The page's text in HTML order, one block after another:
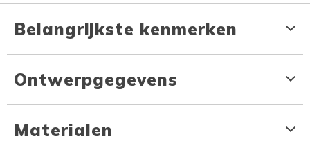
Belangrijkste kenmerken
Ontwerpgegevens
Materialen